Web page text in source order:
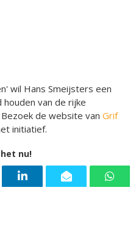
wil Hans Smeijsters een
van de rijke
de website van Grif
initiatief.
nu!